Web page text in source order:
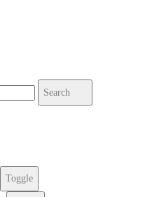
Search
Toggle